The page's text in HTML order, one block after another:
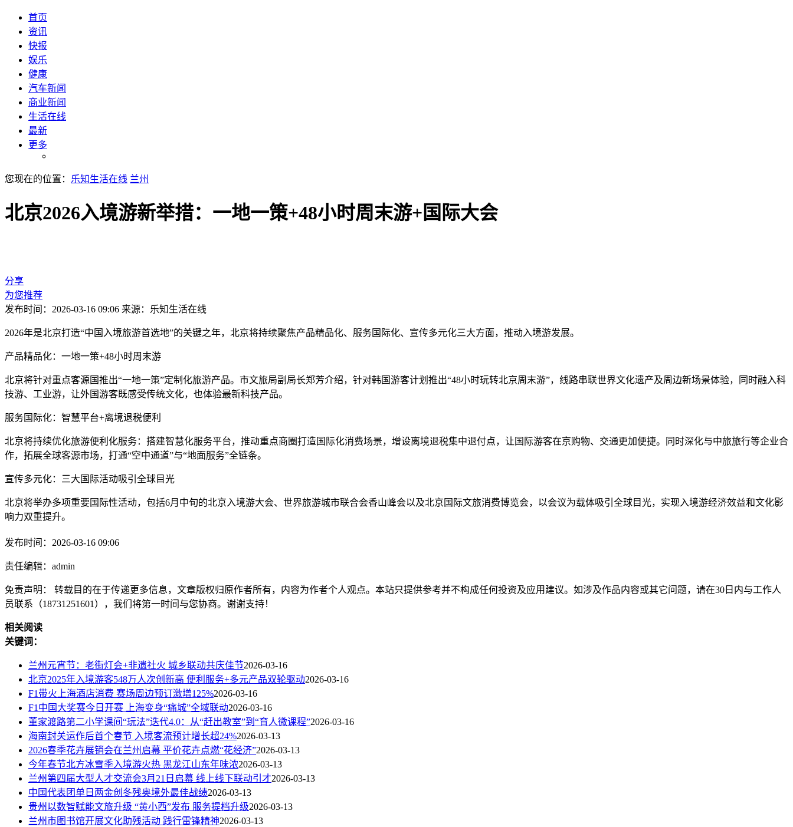
首页
资讯
快报
娱乐
健康
汽车新闻
商业新闻
生活在线
最新
更多
您现在的位置： 乐知生活在线 兰州
北京2026入境游新举措：一地一策+48小时周末游+国际大会
分享
为您推荐
发布时间：2026-03-16 09:06 来源：乐知生活在线
2026年是北京打造“中国入境旅游首选地”的关键之年，北京将持续聚焦产品精品化、服务国际化、宣传多元化三大方面，推动入境游发展。
产品精品化：一地一策+48小时周末游
北京将针对重点客源国推出“一地一策”定制化旅游产品。市文旅局副局长郑芳介绍，针对韩国游客计划推出“48小时玩转北京周末游”，线路串联世界文化遗产及周边新场景体验，同时融入科
技游、工业游，让外国游客既感受传统文化，也体验最新科技产品。
服务国际化：智慧平台+离境退税便利
北京将持续优化旅游便利化服务：搭建智慧化服务平台，推动重点商圈打造国际化消费场景，增设离境退税集中退付点，让国际游客在京购物、交通更加便捷。同时深化与中旅旅行等企业合
作，拓展全球客源市场，打通“空中通道”与“地面服务”全链条。
宣传多元化：三大国际活动吸引全球目光
北京将举办多项重要国际性活动，包括6月中旬的北京入境游大会、世界旅游城市联合会香山峰会以及北京国际文旅消费博览会，以会议为载体吸引全球目光，实现入境游经济效益和文化影
响力双重提升。
发布时间：2026-03-16 09:06
责任编辑：admin
免责声明： 转载目的在于传递更多信息，文章版权归原作者所有，内容为作者个人观点。本站只提供参考并不构成任何投资及应用建议。如涉及作品内容或其它问题，请在30日内与工作人
员联系（18731251601），我们将第一时间与您协商。谢谢支持！
相关阅读
关键词：
兰州元宵节：老街灯会+非遗社火 城乡联动共庆佳节2026-03-16
北京2025年入境游客548万人次创新高 便利服务+多元产品双轮驱动2026-03-16
F1带火上海酒店消费 赛场周边预订激增125%2026-03-16
F1中国大奖赛今日开赛 上海变身“痛城”全域联动2026-03-16
董家渡路第二小学课间“玩法”迭代4.0：从“赶出教室”到“育人微课程”2026-03-16
海南封关运作后首个春节 入境客流预计增长超24%2026-03-13
2026春季花卉展销会在兰州启幕 平价花卉点燃“花经济”2026-03-13
今年春节北方冰雪季入境游火热 黑龙江山东年味浓2026-03-13
兰州第四届大型人才交流会3月21日启幕 线上线下联动引才2026-03-13
中国代表团单日两金创冬残奥境外最佳战绩2026-03-13
贵州以数智赋能文旅升级 “黄小西”发布 服务提档升级2026-03-13
兰州市图书馆开展文化助残活动 践行雷锋精神2026-03-13